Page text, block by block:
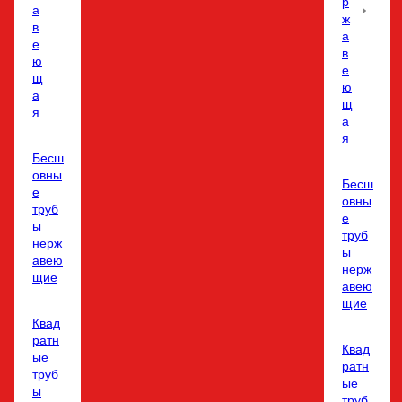
а
в
е
ю
щ
а
я
Бесш
овны
е
труб
ы
нерж
авею
щие
Квад
ратн
ые
труб
ы
ж
а
в
е
ю
щ
а
я
Бесш
овны
е
труб
ы
нерж
авею
щие
Квад
ратн
ые